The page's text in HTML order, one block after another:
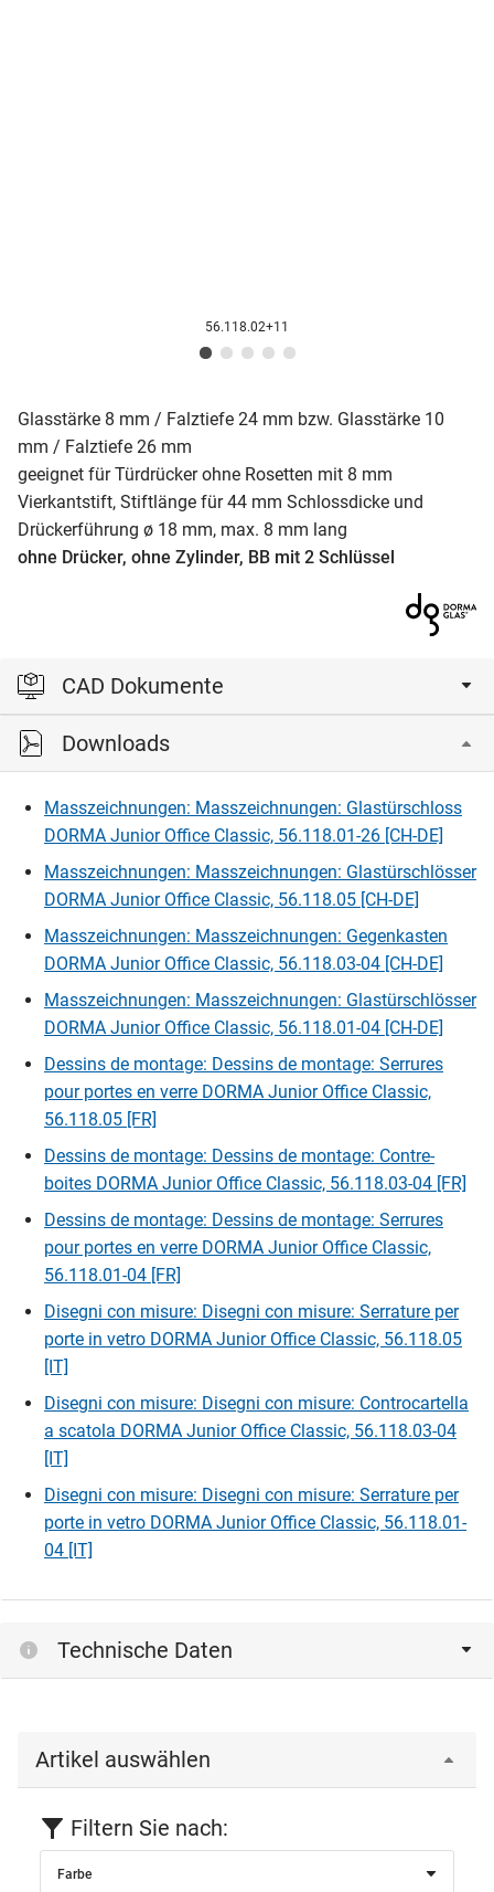
56.118.02+11
Glasstärke 8 mm / Falztiefe 24 mm bzw. Glasstärke 10
mm / Falztiefe 26 mm
geeignet für Türdrücker ohne Rosetten mit 8 mm
Vierkantstift, Stiftlänge für 44 mm Schlossdicke und
Drückerführung ø 18 mm, max. 8 mm lang
ohne Drücker, ohne Zylinder, BB mit 2 Schlüssel
CAD Dokumente
Bitte einloggen, um die CAD‑Dateien anzeigen und
herunterladen zu können.
Downloads
Masszeichnungen: Masszeichnungen: Glastürschloss
DORMA Junior Office Classic, 56.118.01-26 [CH-DE]
Masszeichnungen: Masszeichnungen: Glastürschlösser
DORMA Junior Office Classic, 56.118.05 [CH-DE]
Masszeichnungen: Masszeichnungen: Gegenkasten
DORMA Junior Office Classic, 56.118.03-04 [CH-DE]
Masszeichnungen: Masszeichnungen: Glastürschlösser
DORMA Junior Office Classic, 56.118.01-04 [CH-DE]
Dessins de montage: Dessins de montage: Serrures
pour portes en verre DORMA Junior Office Classic,
56.118.05 [FR]
Dessins de montage: Dessins de montage: Contre-
boites DORMA Junior Office Classic, 56.118.03-04 [FR]
Dessins de montage: Dessins de montage: Serrures
pour portes en verre DORMA Junior Office Classic,
56.118.01-04 [FR]
Disegni con misure: Disegni con misure: Serrature per
porte in vetro DORMA Junior Office Classic, 56.118.05
[IT]
Disegni con misure: Disegni con misure: Controcartella
a scatola DORMA Junior Office Classic, 56.118.03-04
[IT]
Disegni con misure: Disegni con misure: Serrature per
porte in vetro DORMA Junior Office Classic, 56.118.01-
04 [IT]
Technische Daten
Artikel auswählen
Filtern Sie nach:
Farbe